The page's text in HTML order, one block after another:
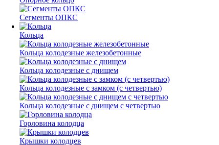
Сегменты ОПКС
Кольца
Кольца колодезные железобетонные
Кольца колодезные с днищем
Кольца колодезные с замком (с четвертью)
Кольца колодезные с днищем с четвертью
Горловина колодца
Крышки колодцев